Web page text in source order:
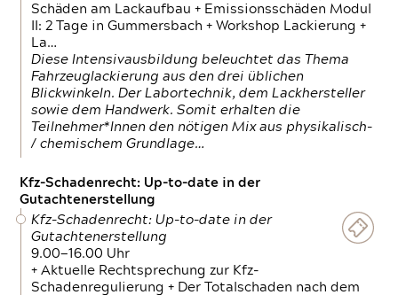
Schäden am Lackaufbau + Emissionsschäden Modul
II: 2 Tage in Gummersbach + Workshop Lackierung +
La…
Diese Intensivausbildung beleuchtet das Thema
Fahrzeuglackierung aus den drei üblichen
Blickwinkeln. Der Labortechnik, dem Lackhersteller
sowie dem Handwerk. Somit erhalten die
Teilnehmer*Innen den nötigen Mix aus physikalisch-
/ chemischem Grundlage…
Kfz-Schadenrecht: Up-to-date in der
Gutachtenerstellung
Kfz-Schadenrecht: Up-to-date in der
Gutachtenerstellung
9.00—16.00 Uhr
+ Aktuelle Rechtsprechung zur Kfz-
Schadenregulierung + Der Totalschaden nach dem